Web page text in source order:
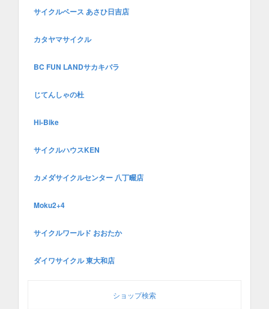
サイクルベース あさひ日吉店
カタヤマサイクル
BC FUN LANDサカキバラ
じてんしゃの杜
Hi-Bike
サイクルハウスKEN
カメダサイクルセンター 八丁畷店
Moku2+4
サイクルワールド おおたか
ダイワサイクル 東大和店
ショップ検索